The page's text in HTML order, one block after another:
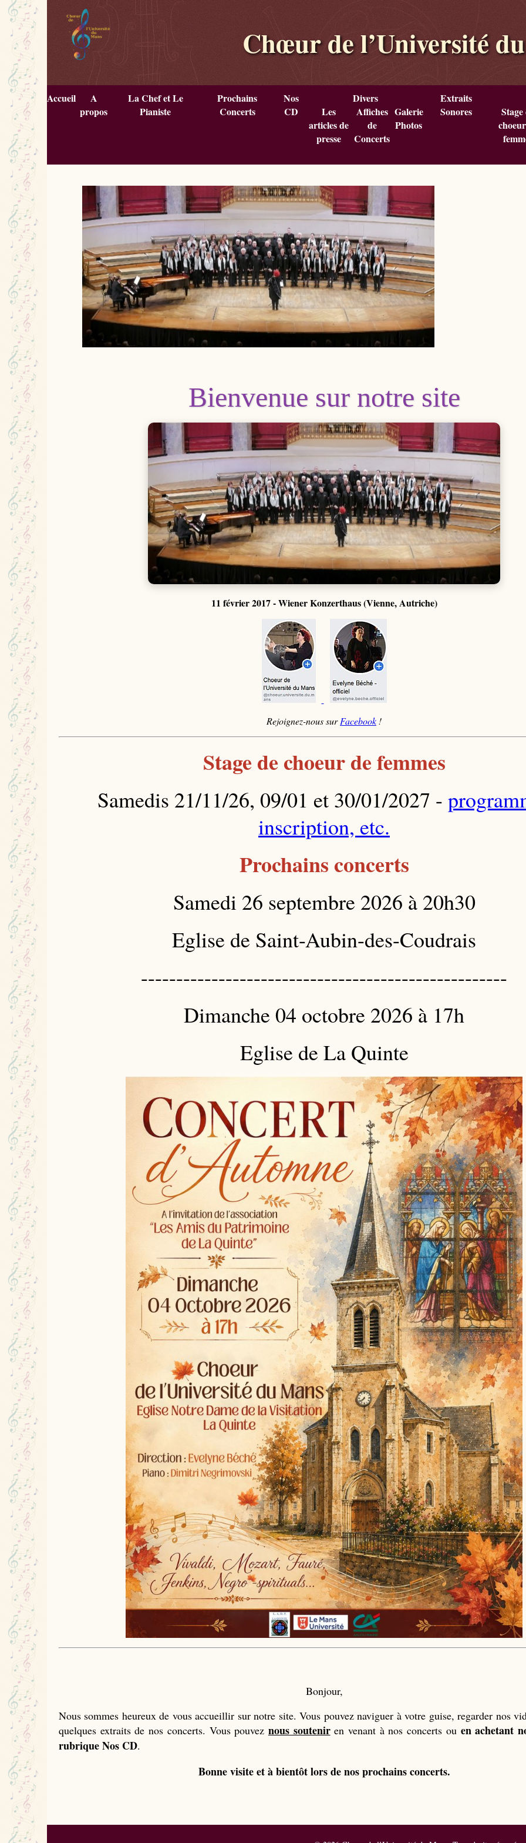
Chœur de l’Université
Accueil
A
propos
La Chef et Le
Pianiste
Prochains
Concerts
Nos
CD
Divers
Les
articles de
presse
Affiches
de
Concerts
Galerie
Photos
Extraits
Sonores
Stage
Bienvenue sur notre site
11 février 2017 - Wiener Konzerthaus (Vienne, Autriche)
Rejoignez-nous surFacebook!
Stage de choeur de femmes
Samedis 21/11/26, 09/01 et 30/01/2027 -
inscription, etc.
Prochains concerts
Samedi 26 septembre 2026 à 20h30
Eglise de Saint-Aubin-des-Coudrais
----------------------------------------------------
Dimanche 04 octobre 2026 à 17h
Eglise de La Quinte
Bonjour,
Nous sommes heureux de vous accueillir sur notre site. Vous pouvez naviguer à votre guise, regarder nos
quelques extraits de nos concerts. Vous pouvez nous souteniren venant à nos concerts ou en achetant
rubrique Nos CD.
Bonne visite et à bientôt lors de nos prochains concerts.